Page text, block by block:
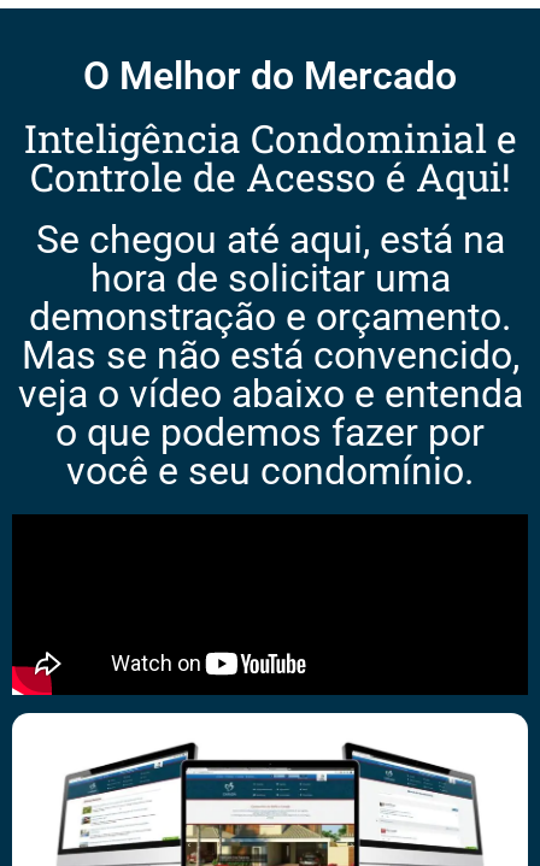
O Melhor do Mercado
Inteligência Condominial e
Controle de Acesso é Aqui!
Se chegou até aqui, está na
hora de solicitar uma
demonstração e orçamento.
Mas se não está convencido,
veja o vídeo abaixo e entenda
o que podemos fazer por
você e seu condomínio.